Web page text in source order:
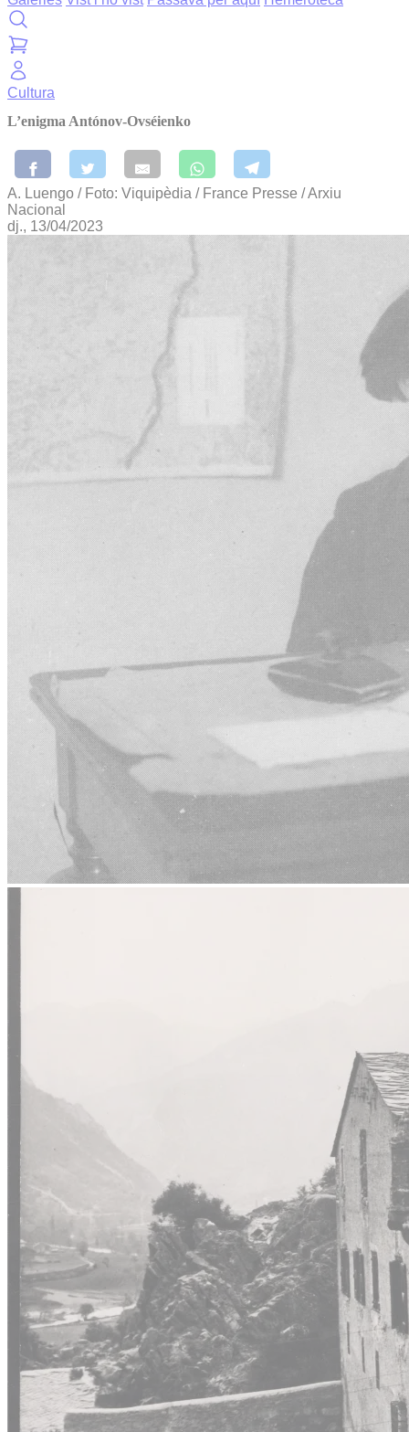
Cultura
L’enigma Antónov-Ovséienko
A. Luengo / Foto: Viquipèdia / France Presse / Arxiu
Nacional
dj., 13/04/2023